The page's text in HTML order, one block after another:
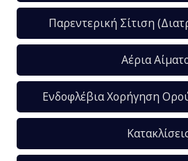
Παρεντερική Σίτιση
Αέρια
Ενδοφλέβια Χορήγηση